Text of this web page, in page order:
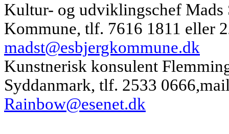
Kultur- og udviklingschef Mads
Kommune, tlf. 7616 1811 eller
madst@esbjergkommune.dk
Kunstnerisk konsulent
Syddanmark, tlf. 2533 0666
Rainbow@esenet.dk